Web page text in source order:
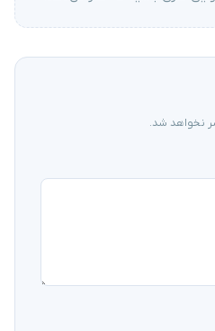
نخواهد شد.